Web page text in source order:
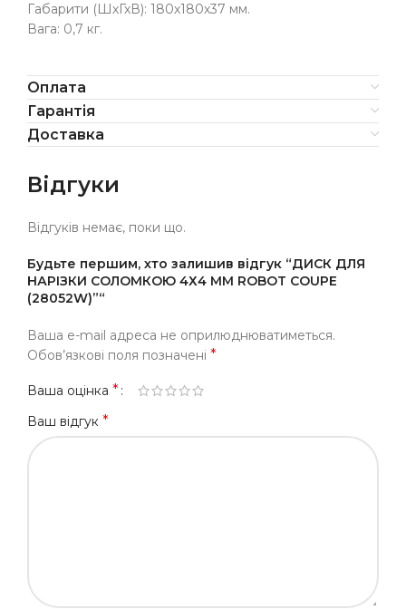
Габарити (ШхГхВ): 180х180х37 мм.
Вага: 0,7 кг.
Оплата
Гарантія
Доставка
Відгуки
Відгуків немає, поки що.
Будьте першим, хто залишив відгук “ДИСК ДЛЯ
НАРІЗКИ СОЛОМКОЮ 4Х4 ММ ROBOT COUPE
(28052W)”“
Ваша e-mail адреса не оприлюднюватиметься.
Обов’язкові поля позначені *
Ваша оцінка *
Ваш відгук *